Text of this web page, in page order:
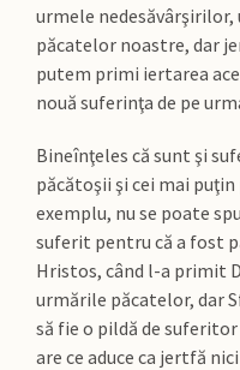
urmele
păcatelor noastre, dar
putem primi iertarea
nouă suferinţa de pe
Bineînţeles că sunt şi
păcătoşii şi cei mai
exemplu, nu se poate
suferit pentru că a fost
Hristos, când l-a primit
urmările păcatelor, dar
să fie o pildă de
are ce aduce ca jertfă